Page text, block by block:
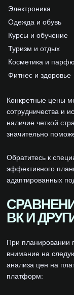
Электроника
Одежда и обувь
Курсы и обучение
Туризм и отдых
Косметика и
Фитнес и здоровье
Конкретные цены
сотрудничества и
наличие четкой
значительно
Обратитесь к
эффективного
адаптированных
ВК И
При планировании
внимание на
анализа цен на
платформ: